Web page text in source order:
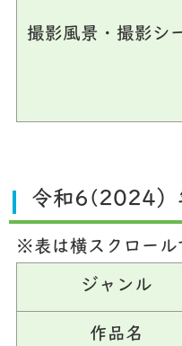
撮影風景・撮影シ
令和6(2024）
※表は横スクロール
ジャンル
作品名